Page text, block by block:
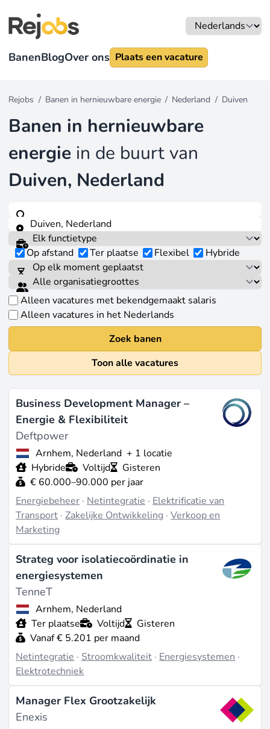
BanenBlogOver ons Plaats een vacature
Rejobs / Banen in hernieuwbare energie / Nederland / Duiven
Banen in hernieuwbare
energie in de buurt van
Duiven, Nederland
Op afstand Ter plaatse Flexibel Hybride
Alleen vacatures met bekendgemaakt salaris
Alleen vacatures in het Nederlands
Zoek banen
Toon alle vacatures
Business Development Manager –
Energie & Flexibiliteit
Deftpower
Arnhem, Nederland + 1 locatie
Hybride
Voltijd
Gisteren
€ 60.000–90.000 per jaar
Energiebeheer · Netintegratie · Elektrificatie van
Transport ·Zakelijke Ontwikkeling ·Verkoop en
Marketing
Strateg voor isolatiecoördinatie in
energiesystemen
TenneT
Arnhem, Nederland
Ter plaatse
Voltijd
Gisteren
Vanaf € 5.201 per maand
Netintegratie · Stroomkwaliteit · Energiesystemen ·
Elektrotechniek
Manager Flex Grootzakelijk
Enexis